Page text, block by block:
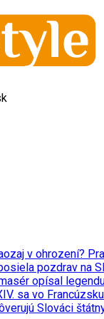
v ohrození?
pozdrav na
opísal
sa vo
Slováci